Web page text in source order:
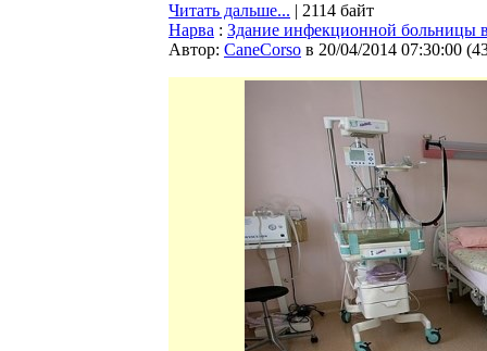
Читать дальше... | 2114 байт
Нарва : Здание инфекционной больницы
Автор: CaneCorso в 20/04/2014 07:30:00 (